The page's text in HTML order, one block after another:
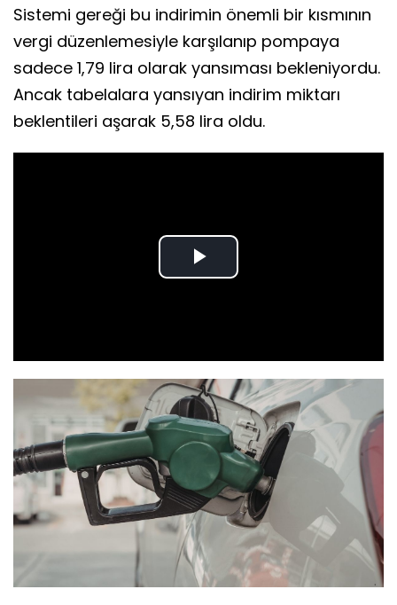
Sistemi gereği bu indirimin önemli bir kısmının
vergi düzenlemesiyle karşılanıp pompaya
sadece 1,79 lira olarak yansıması bekleniyordu.
Ancak tabelalara yansıyan indirim miktarı
beklentileri aşarak 5,58 lira oldu.
Play